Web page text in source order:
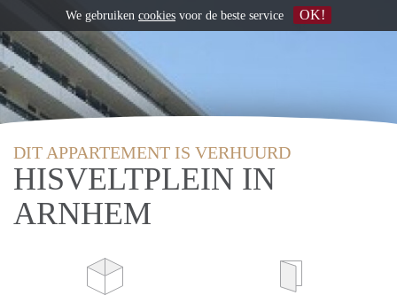
DIT APPARTEMENT IS VERHUURD
HISVELTPLEIN IN
ARNHEM
We gebruiken cookies voor de beste service OK!